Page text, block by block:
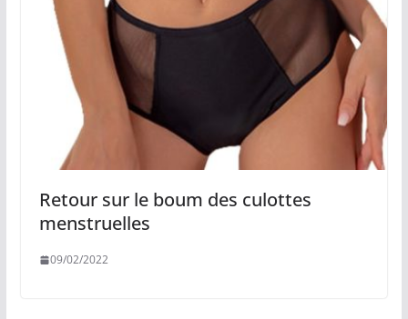
Retour sur le boum des culottes
menstruelles
09/02/2022